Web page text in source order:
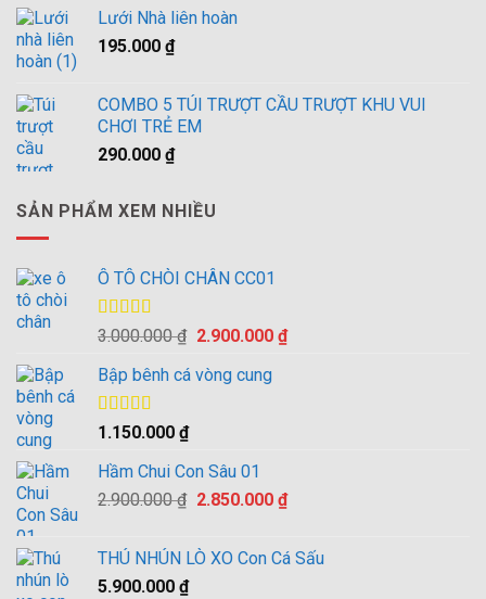
5 sao
là:
Lưới Nhà liên hoàn
195.000 ₫
COMBO 5 TÚI TRƯỢT CẦU TRƯỢT KHU VUI
CHƠI TRẺ EM
290.000 ₫
SẢN PHẨM XEM NHIỀU
Ô TÔ CHÒI CHÂN CC01
Được xếp
5 sao
3.000.000₫ Giá
là:
2.900.000 ₫Giá
Bập bênh cá vòng cung
Được xếp
5 sao
1.150.000 ₫
Hầm Chui Con Sâu 01
2.900.000₫ Giá
là:
2.900.000 ₫.
2.850.000 ₫Giá
là:
THÚ NHÚN LÒ XO Con Cá Sấu
5.900.000 ₫